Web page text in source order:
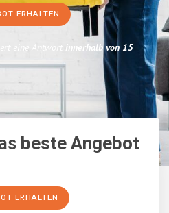
ERHALTEN
eine Antwort innerhalb von 15
beste Angebot
ERHALTEN